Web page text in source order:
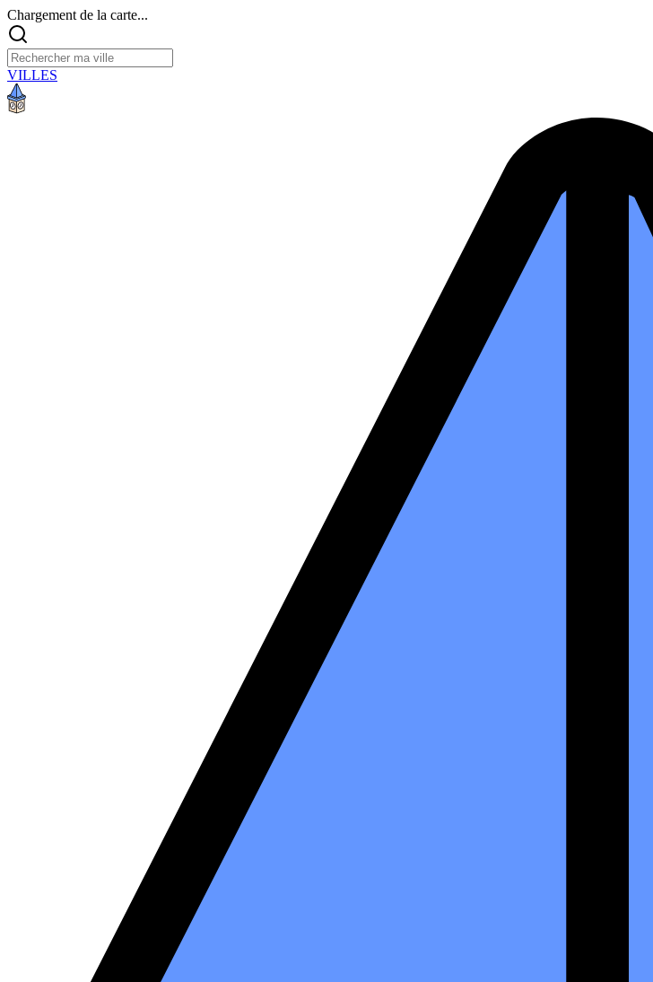
Chargement de la carte...
VILLES